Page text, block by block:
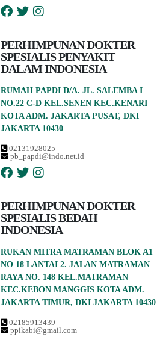
PERHIMPUNAN DOKTER
SPESIALIS PENYAKIT
DALAM INDONESIA
RUMAH PAPDI D/A. JL. SALEMBA I
NO.22 C-D KEL.SENEN KEC.KENARI
KOTA ADM. JAKARTA PUSAT, DKI
JAKARTA 10430
02131928025
pb_papdi@indo.net.id
PERHIMPUNAN DOKTER
SPESIALIS BEDAH
INDONESIA
RUKAN MITRA MATRAMAN BLOK A1
NO 18 LANTAI 2. JALAN MATRAMAN
RAYA NO. 148 KEL.MATRAMAN
KEC.KEBON MANGGIS KOTA ADM.
JAKARTA TIMUR, DKI JAKARTA 10430
02185913439
ppikabi@gmail.com